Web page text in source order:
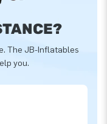
The JB-Inflatables
you.